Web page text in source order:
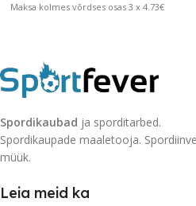
Maksa kolmes võrdses osas 3 x 4.73€
Spordikaubad ja sporditarbed.
Spordikaupade maaletooja.
müük.
Leia meid ka